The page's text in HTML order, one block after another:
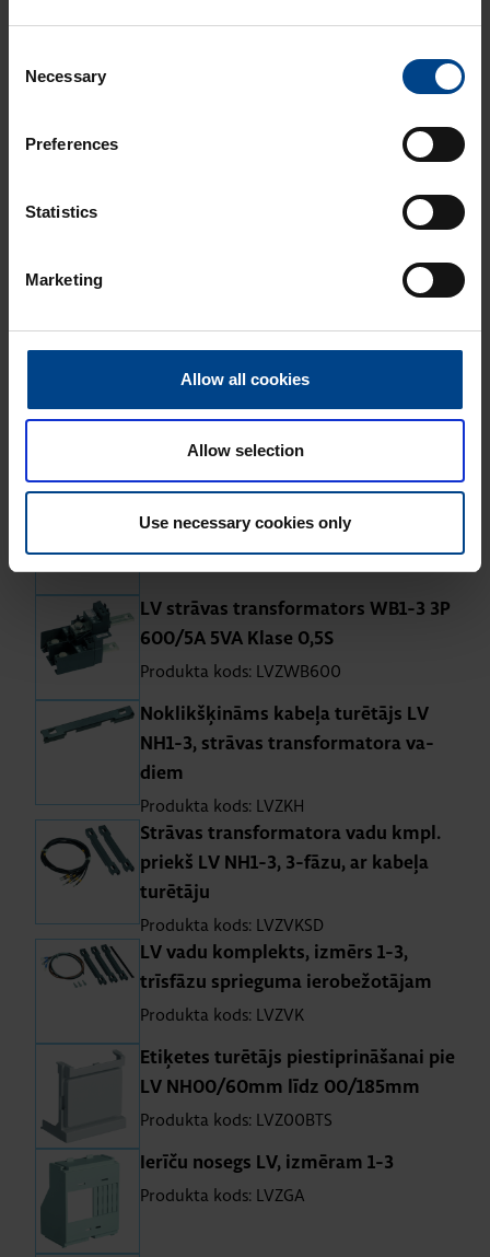
Selection
Necessary
Preferences
Statistics
Marketing
Allow all cookies
Allow selection
Use necessary cookies only
LV strā­vas transfor­ma­tors W00
LV strā­vas transfor­ma­tors WB1-3 3P
Produkta kods: LVZWB300
Produkta kods: LVZWB400
500/5A 5VA Klase 0,5S
Produkta kods: LVZWB500
LV strā­vas transfor­ma­tors WB1-3 3P
600/5A 5VA Klase 0,5S
Produkta kods: LVZWB600
No­klik­šķi­nāms ka­beļa tu­rē­tājs LV
NH1-3, strā­vas transfor­ma­tora va­
diem
Produkta kods: LVZKH
Strā­vas transfor­ma­tora vadu kmpl.
priekš LV NH1-3, 3-fāzu, ar ka­beļa
tu­rē­tāju
Produkta kods: LVZVKSD
LV vadu kom­plekts, iz­mērs 1-3,
trīsfāzu sprie­guma ie­ro­be­žo­tā­jam
Produkta kods: LVZVK
Eti­ķe­tes tu­rē­tājs pie­stip­ri­nā­ša­nai pie
LV NH00/60mm līdz 00/185mm
Produkta kods: LVZ00BTS
Ie­rīču no­segs LV, iz­mē­ram 1-3
Produkta kods: LVZGA